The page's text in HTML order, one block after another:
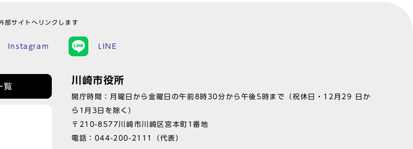
部サイトへリンクします
Instagram LINE
覧
川崎市役所
開庁時間：月曜日から金曜日の午前8時30分から午後5時まで（祝休日・12月29 日か
ら1月3日を除く）
〒210-8577川崎市川崎区宮本町1番地
電話： 044-200-2111 （代表）